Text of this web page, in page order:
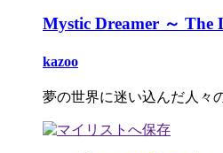
Mystic Dreamer ～ The
kazoo
夢の世界に迷い込んだ人々